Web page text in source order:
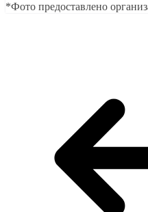
*Фото предоставлено